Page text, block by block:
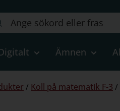
Ämnen
/ Koll på matematik F-3 /